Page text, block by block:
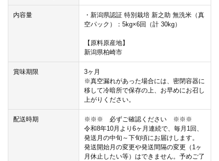
内容量
・新潟県認証 特別栽培 新之助 無洗米（真
空パック）：5kg×6回（計 30kg）
【原料原産地】
新潟県柏崎市
賞味期限
3ヶ月
※真空漏れがあった場合には、密閉容器に
移して冷暗所で保存の上、お早めにお召し
上がりください。
配送時期
※※※ 必ずご確認ください ※※※
令和8年10月より6ヶ月連続で、毎月1回、
発送月の中旬～下旬頃にお届けします。
発送開始月の変更や発送間隔の変更（1ヶ
月休止したい等）はできません。予めご了